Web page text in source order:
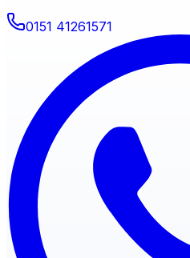
0151 41261571